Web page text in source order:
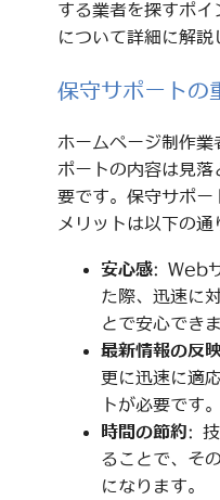
する業者を探すポ
について詳細に解説
保守サポートの
ホームページ制作
ポートの内容は見
要です。保守サポー
メリットは以下の通
安心感: Web
た際、迅速に
とで安心できま
最新情報の反
更に迅速に適
トが必要です。
時間の節約: 技
ることで、そ
になります。